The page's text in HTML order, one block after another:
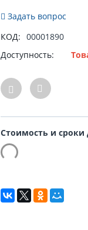
Задать вопрос
КОД: 00001890
Доступность:
Стоимость и сроки